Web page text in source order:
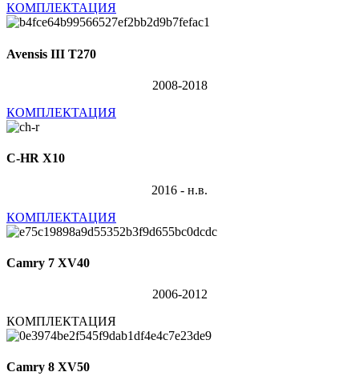
КОМПЛЕКТАЦИЯ
Avensis III T270
2008-2018
КОМПЛЕКТАЦИЯ
C-HR X10
2016 - н.в.
КОМПЛЕКТАЦИЯ
Camry 7 XV40
2006-2012
КОМПЛЕКТАЦИЯ
Camry 8 XV50